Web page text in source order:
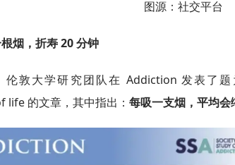
图源：社交平台
烟，折寿 20 分钟
伦敦大学研究团队在 Addiction 发表了
life 的文章，其中指出： 每吸一支烟，平均会